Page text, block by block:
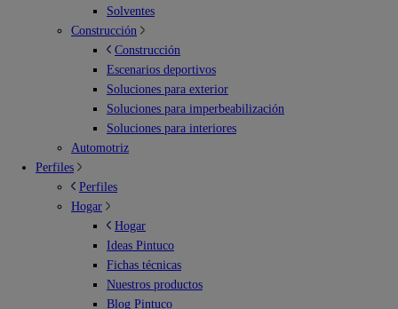
Solventes
Construcción
Construcción
Escenarios deportivos
Soluciones para exterior
Soluciones para imperbeabilización
Soluciones para interiores
Automotriz
Perfiles
Perfiles
Hogar
Hogar
Ideas Pintuco
Fichas técnicas
Nuestros productos
Blog Pintuco